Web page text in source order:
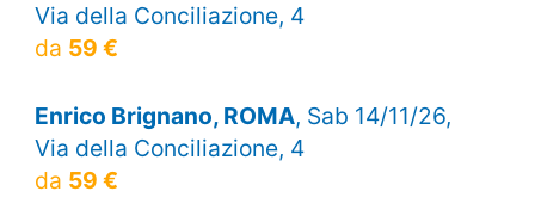
Via della Conciliazione, 4
da 59 €
Enrico Brignano, ROMA, Sab 14/11/26,
Via della Conciliazione, 4
da 59 €